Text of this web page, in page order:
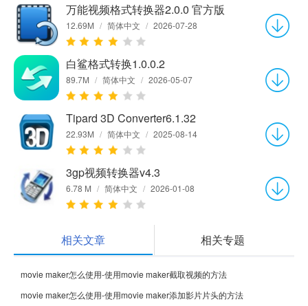
万能视频格式转换器2.0.0 官方版
12.69M / 简体中文 / 2026-07-28
白鲨格式转换1.0.0.2
89.7M / 简体中文 / 2026-05-07
Tipard 3D Converter6.1.32
22.93M / 简体中文 / 2025-08-14
3gp视频转换器v4.3
6.78 M / 简体中文 / 2026-01-08
相关文章 相关专题
movie maker怎么使用-使用movie maker截取视频的方法
movie maker怎么使用-使用movie maker添加影片片头的方法